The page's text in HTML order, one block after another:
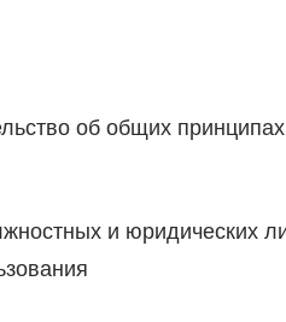
об общих
и юридических